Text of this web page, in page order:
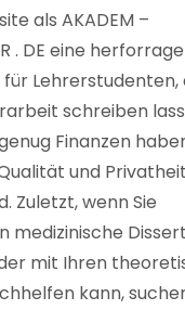
als AKADEM –
. DE eine
Lehrerstudenten,
schreiben
Finanzen
und
Zuletzt, wenn Sie
medizinische
mit Ihren
kann,